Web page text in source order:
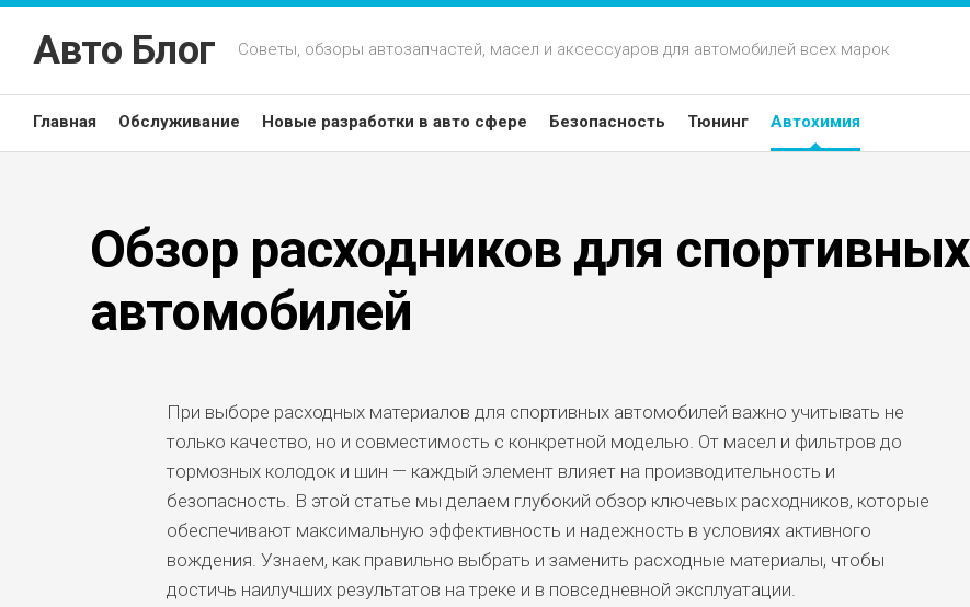
Перейти
содержанию
Авто Блог Советы, обзоры автозапчастей, масел и аксессуаров для автомобилей всех марок
Главная Обслуживание Новые разработки в авто сфере Безопасность Тюнинг Автохимия
Обзор расходников для спортивных
автомобилей
При выборе расходных материалов для спортивных автомобилей важно учитывать не
только качество, но и совместимость с конкретной моделью. От масел и фильтров до
тормозных колодок и шин — каждый элемент влияет на производительность и
безопасность. В этой статье мы делаем глубокий обзор ключевых расходников, которые
обеспечивают максимальную эффективность и надежность в условиях активного
вождения. Узнаем, как правильно выбрать и заменить расходные материалы, чтобы
достичь наилучших результатов на треке и в повседневной эксплуатации.